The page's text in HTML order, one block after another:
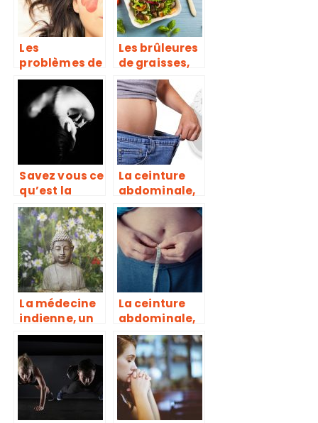
manque de
sommeil
Les
problèmes de
peau ont
guide de
conseil
Les brûleures
de graisses,
de véritables
compléments
alimentaires
pour
déstockage
des graisses
Savez vous ce
qu’est la
cruralgie ?
La ceinture
abdominale,
pour
échapper aux
formes
disgracieuses
La médecine
indienne, un
vrai creuset
La ceinture
abdominale,
pour
échapper aux
formes
disgracieuses